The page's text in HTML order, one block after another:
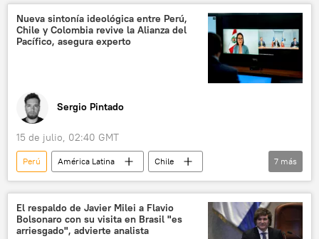
El Niño (fenómeno natural)
📈 Mercados y finanzas
América del Sur
Nueva sintonía ideológica entre Perú,
Chile y Colombia revive la Alianza del
Pacífico, asegura experto
Sergio Pintado
15 de julio, 02:40 GMT
Perú América Latina
Chile
Alianza del Pacífico
Keiko Fujimori
José Antonio Kast
Colombia
📈 Mercados y finanzas
China
7 más
El respaldo de Javier Milei a Flavio
Bolsonaro con su visita en Brasil "es
arriesgado", advierte analista